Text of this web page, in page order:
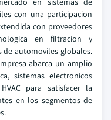
con una participacion
con proveedores
en filtracion y
de automoviles globales.
abarca un amplio
sistemas electronicos
para satisfacer la
en los segmentos de